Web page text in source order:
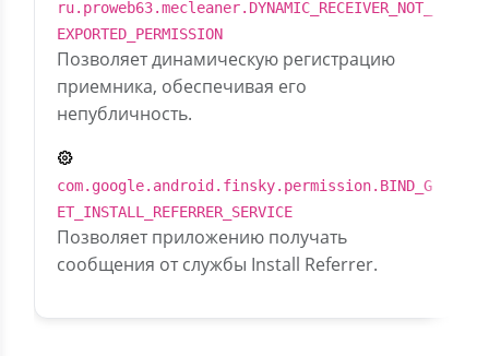
ru.proweb63.mecleaner.DYNAMIC_RECEIVER_NOT_
EXPORTED_PERMISSION
Позволяет динамическую регистрацию
приемника, обеспечивая его
непубличность.
com.google.android.finsky.permission.BIND_G
ET_INSTALL_REFERRER_SERVICE
Позволяет приложению получать
сообщения от службы Install Referrer.